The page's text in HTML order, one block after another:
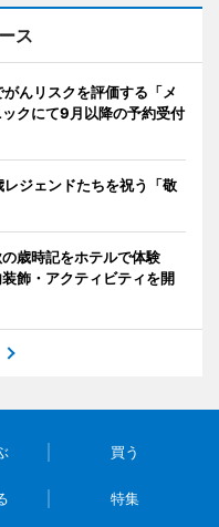
ス
んリスクを評価する「メ
クにて9月以降の予約受付
ジェンドたちを祝う「敬
歳時記をホテルで体験
飾・アクティビティを開
買う
特集